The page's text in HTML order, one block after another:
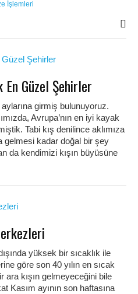
En Güzel Şehirler
girmiş bulunuyoruz.
Avrupa’nın en iyi kayak
Tabi kış denilince aklımıza
gelmesi kadar doğal bir şey
da kendimizi kışın büyüsüne
yüksek bir sıcaklık ile
göre son 40 yılın en sıcak
ara kışın gelmeyeceğini bile
Kasım ayının son haftasına